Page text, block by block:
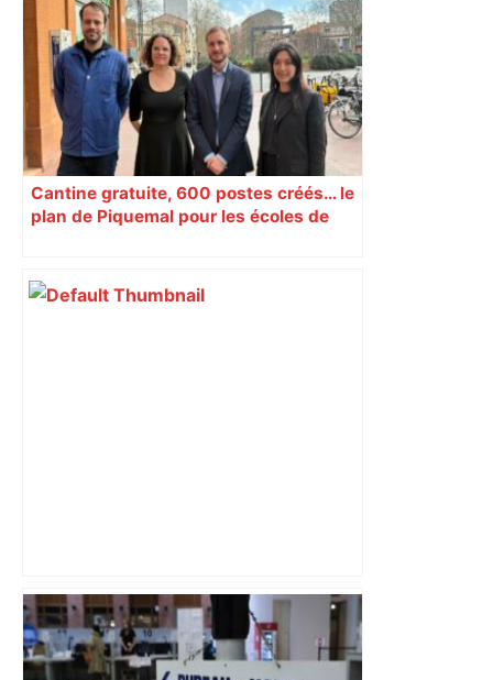
Cantine gratuite, 600 postes créés… le
plan de Piquemal pour les écoles de
Un tilleul centenaire va être abattu à
Toulouse "afin de prévenir un risque de
chute sur la façade", et deux nouveaux